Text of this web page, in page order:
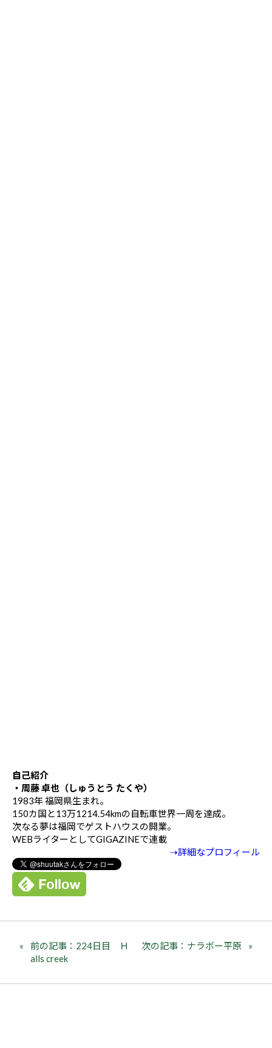
自己紹介
・周藤 卓也（しゅうとう たくや）
1983年 福岡県生まれ。
150カ国と13万1214.54kmの自転車世界一周を達成。
次なる夢は福岡でゲストハウスの開業。
WEBライターとしてGIGAZINEで連載
⇢詳細なプロフィール
前の記事：224日目 Ｈ
alls creek
次の記事：ナラボー平原